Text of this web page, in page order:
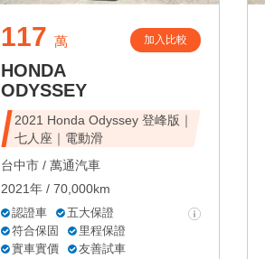
117 萬 加入比較
HONDA
ODYSSEY
2021 Honda Odyssey 登峰版｜
七人座｜電動滑
台中市 / 萬通汽車
2021年 / 70,000km
認證車
五大保證
符合保固
里程保證
實車實價
友善試車